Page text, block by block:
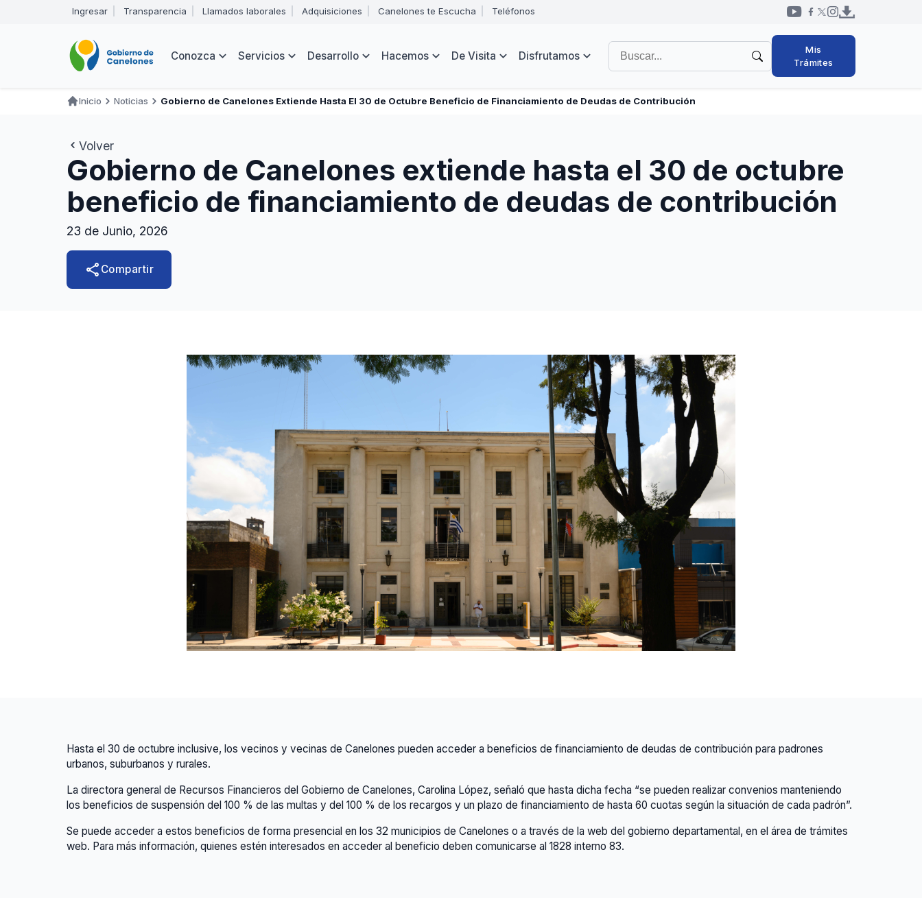
de
Abrir
menú
navegación
Ingresar Transparencia Llamados laborales Adquisiciones Canelones te Escucha Teléfonos
Redes
sociales
cabezal
Navegación
Conozca Servicios Desarrollo Hacemos De Visita Disfrutamos
Buscar
en
el
Mis
Trámites
navegación
Inicio Noticias Gobierno de Canelones Extiende Hasta El 30 de Octubre Beneficio de Financiamiento de Deudas de Contribución
Volver
Gobierno de Canelones extiende hasta el 30 de octubre
beneficio de financiamiento de deudas de contribución
23 de Junio, 2026
share Compartir
Hasta el 30 de octubre inclusive, los vecinos y vecinas de Canelones pueden acceder a beneficios de financiamiento de deudas de contribución para padrones
urbanos, suburbanos y rurales.
La directora general de Recursos Financieros del Gobierno de Canelones, Carolina López, señaló que hasta dicha fecha “se pueden realizar convenios manteniendo
los beneficios de suspensión del 100 % de las multas y del 100 % de los recargos y un plazo de financiamiento de hasta 60 cuotas según la situación de cada padrón”.
Se puede acceder a estos beneficios de forma presencial en los 32 municipios de Canelones o a través de la web del gobierno departamental, en el área de trámites
web. Para más información, quienes estén interesados en acceder al beneficio deben comunicarse al 1828 interno 83.